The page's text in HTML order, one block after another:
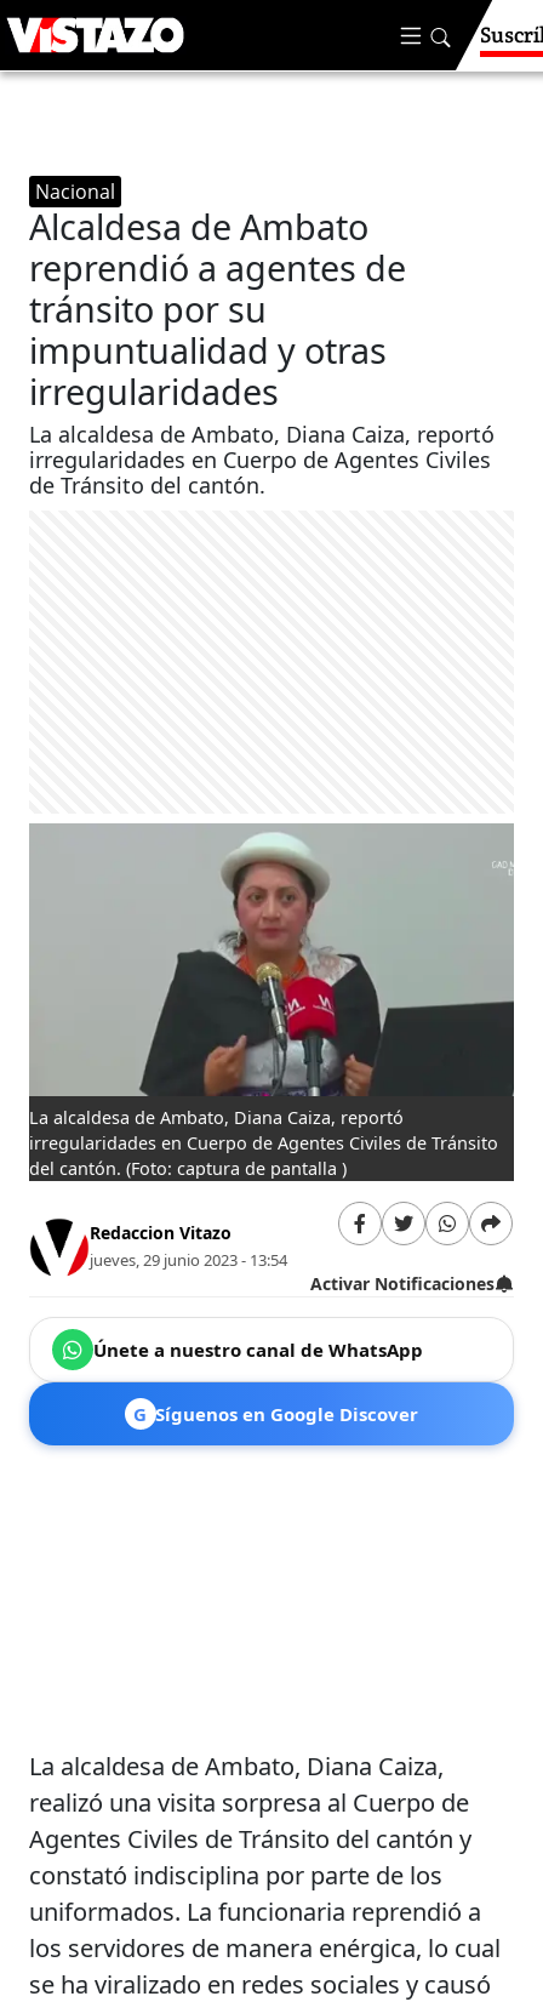
Nacional
Alcaldesa de Ambato
reprendió a agentes de
tránsito por su
impuntualidad y otras
irregularidades
La alcaldesa de Ambato, Diana Caiza, reportó
irregularidades en Cuerpo de Agentes Civiles
de Tránsito del cantón.
La alcaldesa de Ambato, Diana Caiza, reportó
irregularidades en Cuerpo de Agentes Civiles de Tránsito
del cantón.(Foto: captura de pantalla )
Redaccion Vitazo
jueves, 29 junio 2023 - 13:54
Activar Notificaciones
Únete a nuestro canal de WhatsApp
G Síguenos en Google Discover
La alcaldesa de Ambato, Diana Caiza,
realizó una visita sorpresa al Cuerpo de
Agentes Civiles de Tránsito del cantón y
constató indisciplina por parte de los
uniformados. La funcionaria reprendió a
los servidores de manera enérgica, lo cual
se ha viralizado en redes sociales y causó